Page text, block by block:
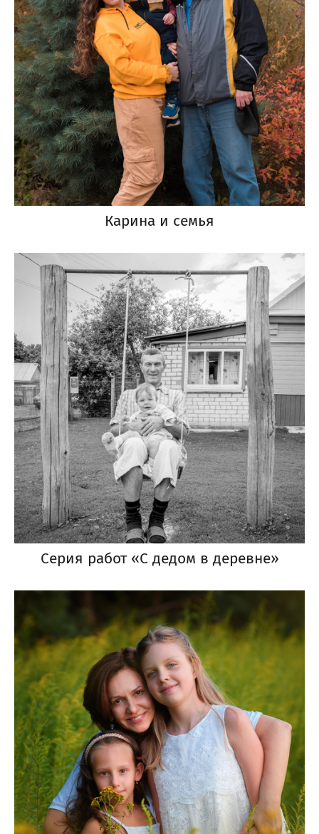
Карина и семья
Серия работ «С дедом в деревне»